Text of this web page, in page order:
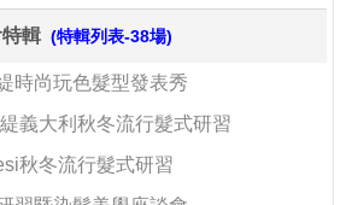
輯 (特輯列表-38場)
時尚玩色髮型發表秀
義大利秋冬流行髮式研習
秋冬流行髮式研習